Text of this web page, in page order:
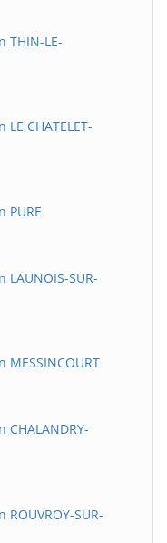
THIN-LE-
CHATELET-
SUR-
SUR-